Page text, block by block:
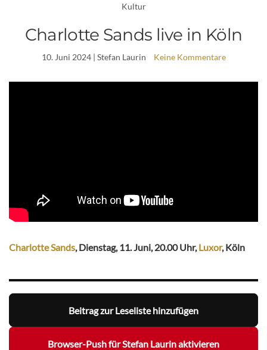
Kultur
Charlotte Sands live in Köln
10. Juni 2024| Stefan Laurin Keine Kommentare
Charlotte Sands, Dienstag, 11. Juni, 20.00 Uhr,Luxor, Köln
Beitrag zur Leseliste hinzufügen
Browser-Push für Stefan Laurin aktivieren